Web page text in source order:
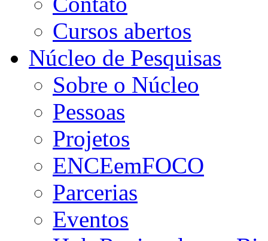
Cursos abertos
Núcleo de Pesquisas
Sobre o Núcleo
Pessoas
Projetos
ENCEemFOCO
Parcerias
Eventos